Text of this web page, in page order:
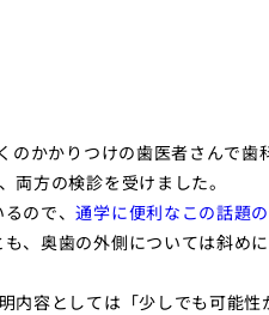
のかかりつけの歯医者さんで歯
方の検診を受けました。
るので、通学に便利なこの話題
、奥歯の外側については斜め
容としては「少しでも可能